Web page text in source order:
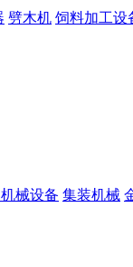
劈木机 饲料加工设
械设备 集装机械